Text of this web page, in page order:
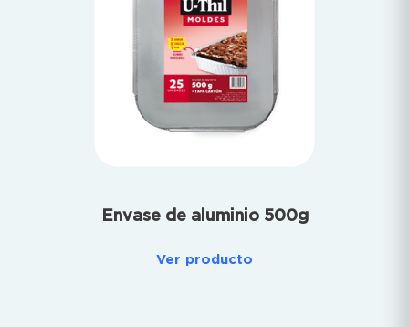
Envase de aluminio 500g
Ver producto